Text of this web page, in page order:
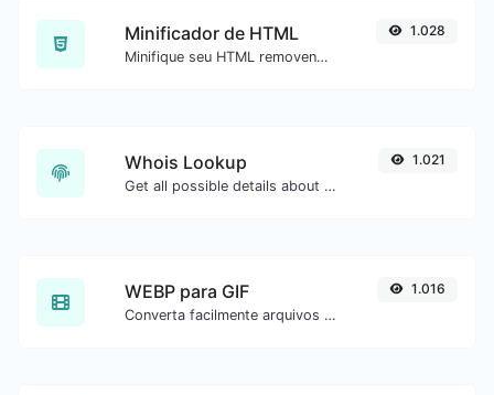
Minificador de HTML
Minifique seu HTML removendo todos os caracteres desnecessários.
1.028
Whois Lookup
Get all possible details about a domain name.
1.021
WEBP para GIF
Converta facilmente arquivos de imagem WEBP para GIF.
1.016